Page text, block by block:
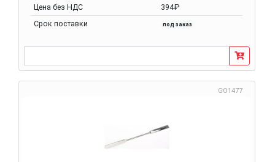
Цена без НДС
394₽
Срок поставки
под заказ
GO1477